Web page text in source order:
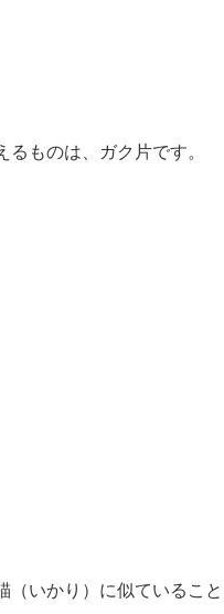
ものは、ガク片です。
いかり）に似ていること